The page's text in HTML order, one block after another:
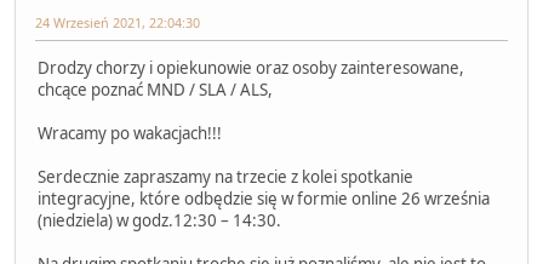
24 Wrzesień 2021, 22:04:30
Drodzy chorzy i opiekunowie oraz osoby zainteresowane,
chcące poznać MND / SLA / ALS,
Wracamy po wakacjach!!!
Serdecznie zapraszamy na trzecie z kolei spotkanie
integracyjne, które odbędzie się w formie online 26 września
(niedziela) w godz.12:30 – 14:30.